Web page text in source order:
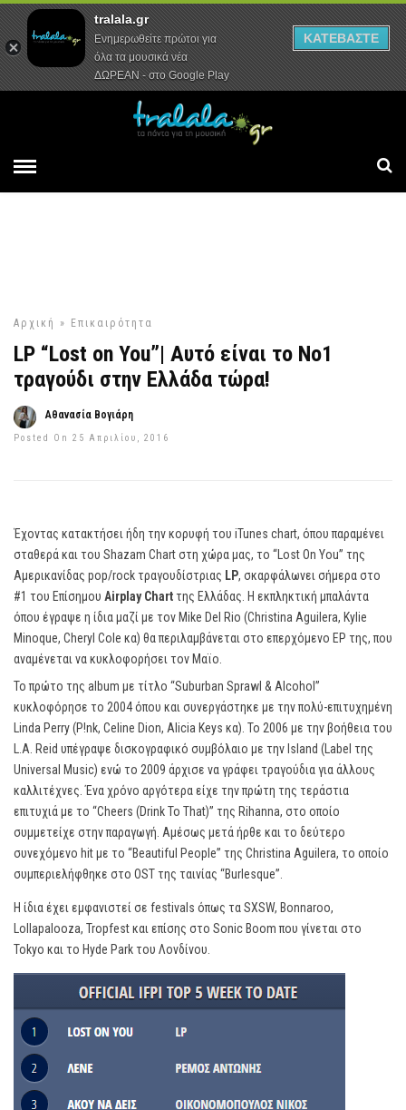
Αρχική Συνεντεύξεις Ρεπορτάζ
Αρχική » Επικαιρότητα
LP “Lost on You”| Αυτό είναι το Νο1
τραγούδι στην Ελλάδα τώρα!
Αθανασία Βογιάρη
Posted On 25 Απριλίου, 2016
Έχοντας κατακτήσει ήδη την κορυφή του iTunes chart, όπου παραμένει
σταθερά και του Shazam Chart στη χώρα μας, το “Lost On You” της
Αμερικανίδας pop/rock τραγουδίστριας LP, σκαρφάλωνει σήμερα στο
#1 του Επίσημου Airplay Chartτης Ελλάδας. Η εκπληκτική μπαλάντα
όπου έγραψε η ίδια μαζί με τον Mike Del Rio (Christina Aguilera, Kylie
Minoque, Cheryl Cole κα) θα περιλαμβάνεται στο επερχόμενο EP της, που
αναμένεται να κυκλοφορήσει τον Μαϊο.
Το πρώτο της album με τίτλο “Suburban Sprawl & Alcohol”
κυκλοφόρησε το 2004 όπου και συνεργάστηκε με την πολύ-επιτυχημένη
Linda Perry (P!nk, Celine Dion, Alicia Keys κα). Το 2006 με την βοήθεια του
L.A. Reid υπέγραψε δισκογραφικό συμβόλαιο με την Island (Label της
Universal Music) ενώ το 2009 άρχισε να γράφει τραγούδια για άλλους
καλλιτέχνες. Ένα χρόνο αργότερα είχε την πρώτη της τεράστια
επιτυχιά με το “Cheers (Drink To That)” της Rihanna, στο οποίο
συμμετείχε στην παραγωγή. Αμέσως μετά ήρθε και το δεύτερο
συνεχόμενο hit με το “Beautiful People” της Christina Aguilera, το οποίο
συμπεριελήφθηκε στο OST της ταινίας “Burlesque”.
Η ίδια έχει εμφανιστεί σε festivals όπως τα SXSW, Bonnaroo,
Lollapalooza, Tropfest και επίσης στο Sonic Boom που γίνεται στο
Tokyo και το Hyde Park του Λονδίνου.
tralala.gr
Ενημερωθείτε πρώτοι για
όλα τα μουσικά νέα
ΔΩΡΕΑΝ - στο Google Play
ΚΑΤΕΒΑΣΤΕ